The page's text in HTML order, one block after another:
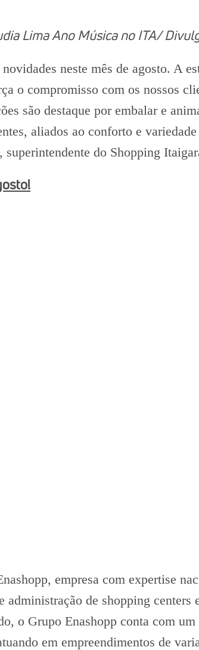
Lima Ano Música no ITA/
neste mês de agosto. A
o compromisso com os nossos
são destaque por embalar e
aliados ao conforto e
do Shopping
empresa com expertise
de shopping centers
o Grupo Enashopp conta com
em empreendimentos de